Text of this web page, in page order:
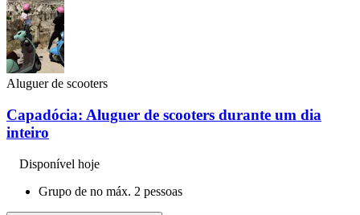
Aluguer de scooters
Capadócia: Aluguer de scooters durante um dia
inteiro
Disponível hoje
Grupo de no máx. 2 pessoas